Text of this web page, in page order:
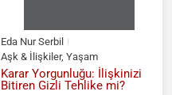
Eda Nur Serbil
Aşk & İlişkiler, Yaşam
Karar Yorgunluğu: İlişkinizi
Bitiren Gizli Tehlike mi?